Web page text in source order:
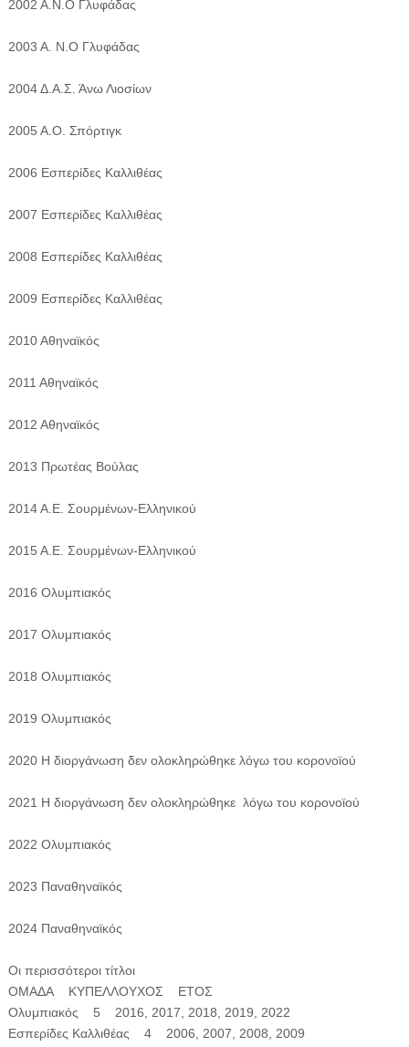
2002 Α.Ν.Ο Γλυφάδας
2003 Α. Ν.Ο Γλυφάδας
2004 Δ.Α.Σ. Άνω Λιοσίων
2005 Α.Ο. Σπόρτιγκ
2006 Εσπερίδες Καλλιθέας
2007 Εσπερίδες Καλλιθέας
2008 Εσπερίδες Καλλιθέας
2009 Εσπερίδες Καλλιθέας
2010 Αθηναϊκός
2011 Αθηναϊκός
2012 Αθηναϊκός
2013 Πρωτέας Βούλας
2014 Α.Ε. Σουρμένων-Ελληνικού
2015 Α.Ε. Σουρμένων-Ελληνικού
2016 Ολυμπιακός
2017 Ολυμπιακός
2018 Ολυμπιακός
2019 Ολυμπιακός
2020 Η διοργάνωση δεν ολοκληρώθηκε λόγω του κορονοϊού
2021 Η διοργάνωση δεν ολοκληρώθηκε λόγω του κορονοϊού
2022 Ολυμπιακός
2023 Παναθηναϊκός
2024 Παναθηναϊκός
Οι περισσότεροι τίτλοι
ΟΜΑΔΑ ΚΥΠΕΛΛΟΥΧΟΣ ΕΤΟΣ
Ολυμπιακός 5 2016, 2017, 2018, 2019, 2022
Εσπερίδες Καλλιθέας 4 2006, 2007, 2008, 2009